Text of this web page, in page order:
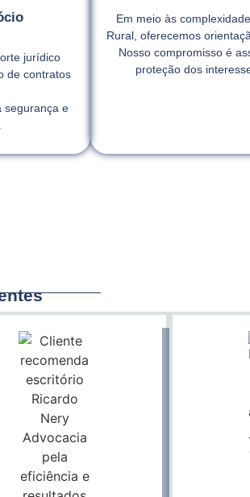
jurídico
de contratos
segurança e
Em meio às
Rural, oferecemos
Nosso compromisso é
proteção dos